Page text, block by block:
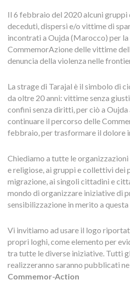
Il 6 febbraio del 2020 alcuni
deceduti, dispersi e/o vittime di
incontrati a Oujda (Marocco) per
CommemorAzione delle vittime
denuncia della violenza nelle
La strage di Tarajal è il simbolo di
da oltre 20 anni: vittime senza
confini senza diritti, per ciò a
continuare il percorso delle
febbraio, per trasformare il dolore
Chiediamo a tutte le
e religiose, ai gruppi e collettivi dei
migrazione, ai singoli cittadini e
mondo di organizzare iniziative di
sensibilizzazione in merito a
Vi invitiamo ad usare il logo
propri loghi, come elemento per
tra tutte le diverse iniziative. Tutti
realizzeranno saranno pubblicati
Commemor-Action